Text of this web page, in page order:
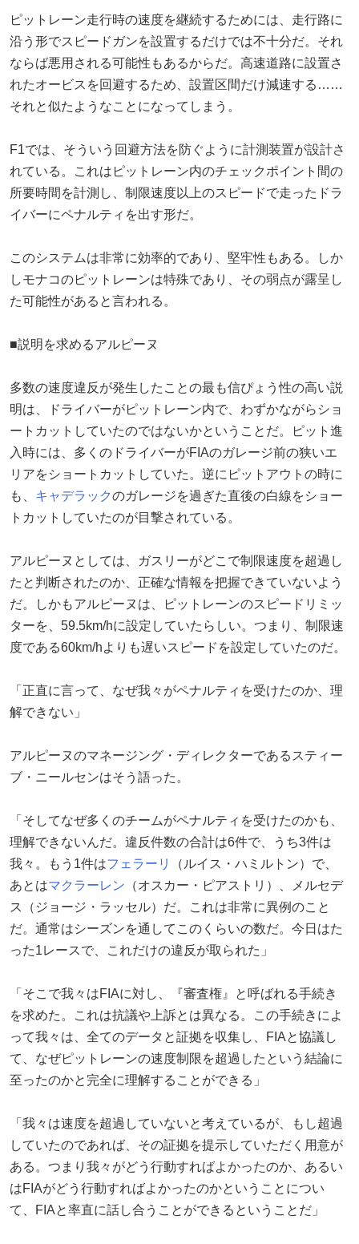
ピットレーン走行時の速度を継続するためには、走行路に
沿う形でスピードガンを設置するだけでは不十分だ。それ
ならば悪用される可能性もあるからだ。高速道路に設置さ
れたオービスを回避するため、設置区間だけ減速する……
それと似たようなことになってしまう。
F1では、そういう回避方法を防ぐように計測装置が設計さ
れている。これはピットレーン内のチェックポイント間の
所要時間を計測し、制限速度以上のスピードで走ったドラ
イバーにペナルティを出す形だ。
このシステムは非常に効率的であり、堅牢性もある。しか
しモナコのピットレーンは特殊であり、その弱点が露呈し
た可能性があると言われる。
■説明を求めるアルピーヌ
多数の速度違反が発生したことの最も信ぴょう性の高い説
明は、ドライバーがピットレーン内で、わずかながらショ
ートカットしていたのではないかということだ。ピット進
入時には、多くのドライバーがFIAのガレージ前の狭いエ
リアをショートカットしていた。逆にピットアウトの時に
も、 キャデラックのガレージを過ぎた直後の白線をショー
トカットしていたのが目撃されている。
アルピーヌとしては、ガスリーがどこで制限速度を超過し
たと判断されたのか、正確な情報を把握できていないよう
だ。しかもアルピーヌは、ピットレーンのスピードリミッ
ターを、59.5km/hに設定していたらしい。つまり、制限速
度である60km/hよりも遅いスピードを設定していたのだ。
「正直に言って、なぜ我々がペナルティを受けたのか、理
解できない」
アルピーヌのマネージング・ディレクターであるスティー
ブ・ニールセンはそう語った。
「そしてなぜ多くのチームがペナルティを受けたのかも、
理解できないんだ。違反件数の合計は6件で、うち3件は
我々。もう1件はフェラーリ
（ルイス・ハミルトン）で、
あとはマクラーレン （オスカー・ピアストリ）、メルセデ
ス（ジョージ・ラッセル）だ。これは非常に異例のこと
だ。通常はシーズンを通してこのくらいの数だ。今日はた
った1レースで、これだけの違反が取られた」
「そこで我々はFIAに対し、『審査権』と呼ばれる手続き
を求めた。これは抗議や上訴とは異なる。この手続きによ
って我々は、全てのデータと証拠を収集し、FIAと協議し
て、なぜピットレーンの速度制限を超過したという結論に
至ったのかと完全に理解することができる」
「我々は速度を超過していないと考えているが、もし超過
していたのであれば、その証拠を提示していただく用意が
ある。つまり我々がどう行動すればよかったのか、あるい
はFIAがどう行動すればよかったのかということについ
て、FIAと率直に話し合うことができるということだ」